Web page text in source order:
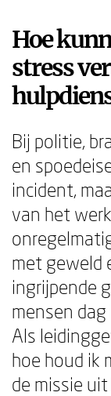
Hoe
stress
Bij politie,
en
incident,
van het
met geweld
ingrijpende
mensen
Als
hoe houd ik
de missie